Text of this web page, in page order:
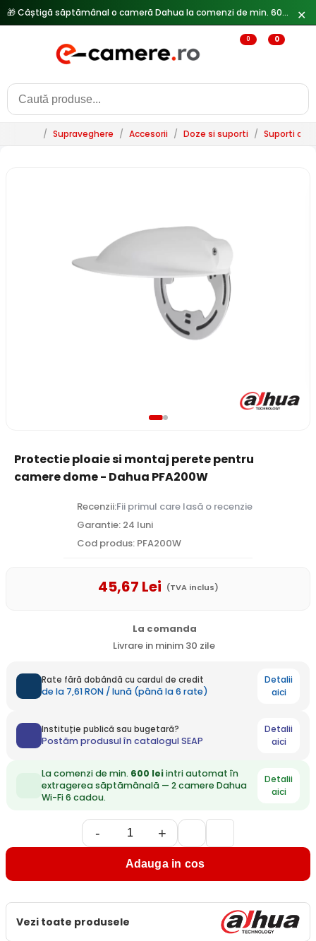
🎁 Câștigă săptămânal o cameră Dahua la comenzi de min. 600 lei — ✕
0 0
/ Supraveghere / Accesorii / Doze si suporti / Suporti
Protectie ploaie si montaj perete pentru
camere dome - Dahua PFA200W
Recenzii:Fii primul care lasă o recenzie
Garantie: 24 luni
Cod produs: PFA200W
45,67 Lei (TVA inclus)
La comanda
Livrare in minim 30 zile
Rate fără dobândă cu cardul de credit
de la 7,61 RON / lună (până la 6 rate)
Detalii
aici
Instituție publică sau bugetară?
Postăm produsul în catalogul SEAP
Detalii
aici
La comenzi de min. 600 leiintri automat în
extragerea săptămânală — 2 camere Dahua
Wi-Fi 6 cadou.
Detalii
aici
- +
Adauga in cos
Vezi toate produsele